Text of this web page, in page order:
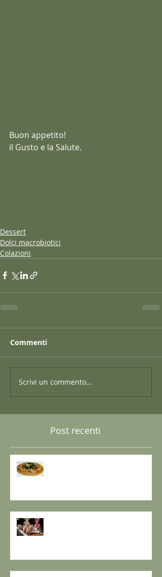
Buon appetito!
il Gusto e la Salute.
Dessert
Dolci macrobiotici
Colazioni
Commenti
Scrivi un commento...
Post recenti